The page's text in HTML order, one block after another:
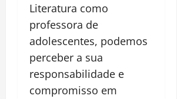
Literatura como
professora de
adolescentes, podemos
perceber a sua
responsabilidade e
compromisso em